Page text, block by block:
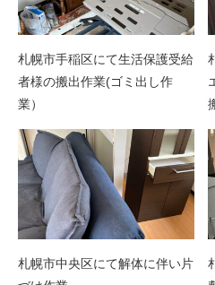
札幌市手稲区にて生活保護受給
者様の搬出作業(ゴミ出し作
業）
札幌市中央区にて解体に伴い片